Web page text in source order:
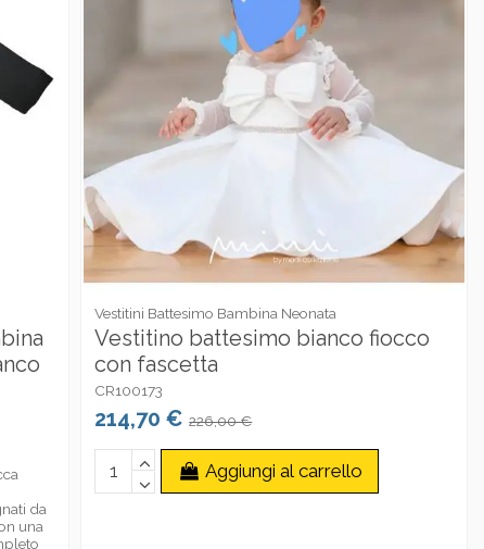
da
una
Vestitini Battesimo Bambina Neonata
Vestitino battesimo bianco fiocco
con fascetta
CR100173
214,70 €226,00 €
Aggiungi al carrello